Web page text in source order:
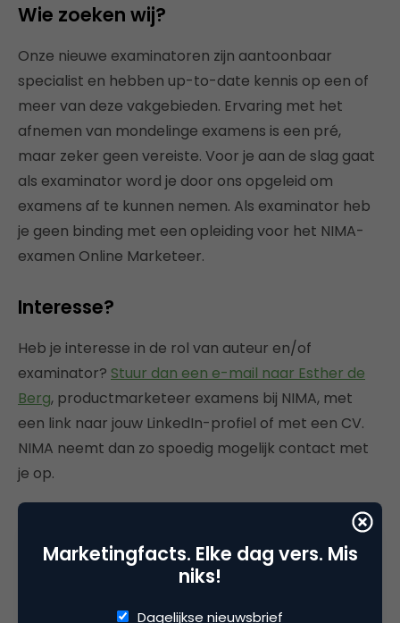
Wie zoeken wij?
Onze nieuwe examinatoren zijn aantoonbaar
specialist en hebben up-to-date kennis op een of
meer van deze vakgebieden. Ervaring met het
afnemen van mondelinge examens is een pré,
maar zeker geen vereiste. Voor je aan de slag gaat
als examinator word je door ons opgeleid om
examens af te kunnen nemen. Als examinator heb
je geen binding met een opleiding voor het NIMA-
examen Online Marketeer.
Interesse?
Heb je interesse in de rol van auteur en/of
examinator? Stuur dan een e-mail naar Esther de
Berg, productmarketeer examens bij NIMA, met
een link naar jouw LinkedIn-profiel of met een CV.
NIMA neemt dan zo spoedig mogelijk contact met
je op.
Esther via 020 – 503 93 31.
Marketingfacts. Elke dag vers. Mis
niks!
Dagelijkse nieuwsbrief